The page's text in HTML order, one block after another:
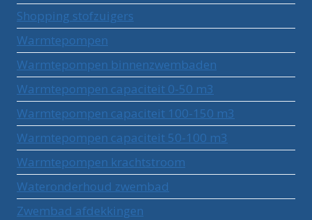
Shopping stofzuigers
Warmtepompen
Warmtepompen binnenzwembaden
Warmtepompen capaciteit 0-50 m3
Warmtepompen capaciteit 100-150 m3
Warmtepompen capaciteit 50-100 m3
Warmtepompen krachtstroom
Wateronderhoud zwembad
Zwembad afdekkingen